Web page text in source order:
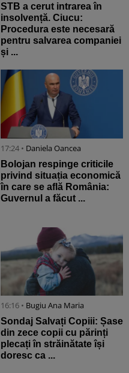
STB a cerut intrarea în
insolvență. Ciucu:
Procedura este necesară
pentru salvarea companiei
și ...
17:24 • Daniela Oancea
Bolojan respinge criticile
privind situația economică
în care se află România:
Guvernul a făcut ...
16:16 • Bugiu ⁠Ana Maria
Sondaj Salvați Copiii: Șase
din zece copii cu părinți
plecați în străinătate își
doresc ca ...